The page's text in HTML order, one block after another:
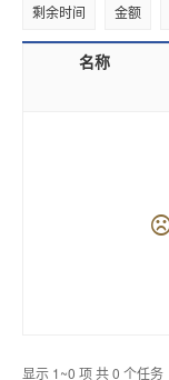
剩余时间 金额
名称
显示 1~0 项 共 0 个任务